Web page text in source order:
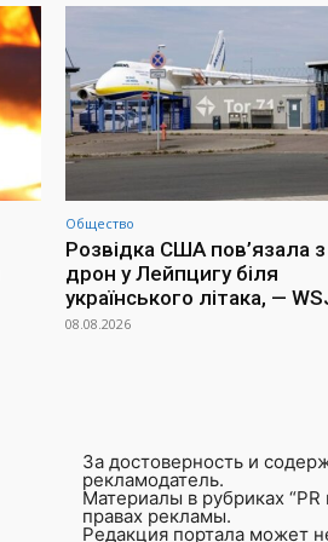
Общество
Розвідка США пов’язала
дрон у Лейпцигу біля
українського літака, —
08.08.2026
За достоверность и
рекламодатель.
Материалы в рубриках “PR
правах рекламы.
Редакция портала может